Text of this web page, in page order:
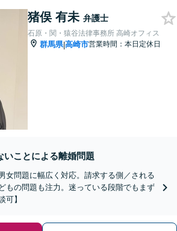
猪俣 有未 弁護士
石原・関・猿谷法律事務所 高崎オフィス
群馬県|高崎市営業時間：本日定休日
いことによる離婚問題
女問題に幅広く対応。請求する側／される
もの問題も注力。迷っている段階でもまず
可】